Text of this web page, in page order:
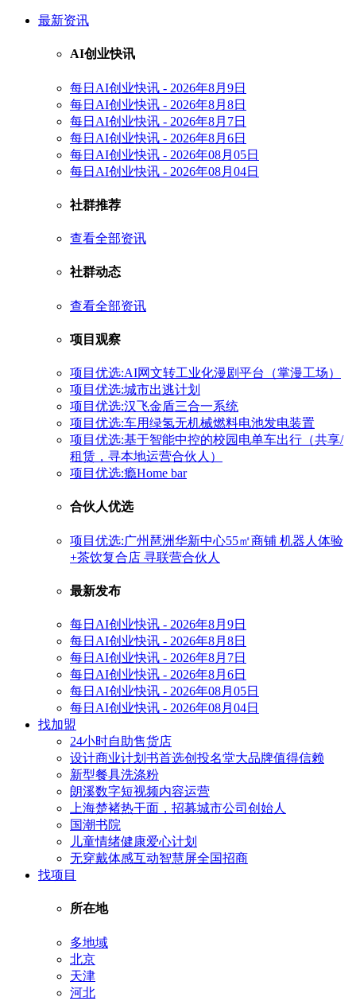
最新资讯
AI创业快讯
每日AI创业快讯 - 2026年8月9日
每日AI创业快讯 - 2026年8月8日
每日AI创业快讯 - 2026年8月7日
每日AI创业快讯 - 2026年8月6日
每日AI创业快讯 - 2026年08月05日
每日AI创业快讯 - 2026年08月04日
社群推荐
查看全部资讯
社群动态
查看全部资讯
项目观察
项目优选:AI网文转工业化漫剧平台（掌漫工场）
项目优选:城市出逃计划
项目优选:汉飞金盾三合一系统
项目优选:车用绿氢无机械燃料电池发电装置
项目优选:基于智能中控的校园电单车出行（共享/
租赁，寻本地运营合伙人）
项目优选:瘾Home bar
合伙人优选
项目优选:广州琶洲华新中心55㎡商铺 机器人体验
+茶饮复合店 寻联营合伙人
最新发布
每日AI创业快讯 - 2026年8月9日
每日AI创业快讯 - 2026年8月8日
每日AI创业快讯 - 2026年8月7日
每日AI创业快讯 - 2026年8月6日
每日AI创业快讯 - 2026年08月05日
每日AI创业快讯 - 2026年08月04日
找加盟
24小时自助售货店
设计商业计划书首选创投名堂大品牌值得信赖
新型餐具洗涤粉
朗溪数字短视频内容运营
上海楚褚热干面，招募城市公司创始人
国潮书院
儿童情绪健康爱心计划
无穿戴体感互动智慧屏全国招商
找项目
所在地
多地域
北京
天津
河北